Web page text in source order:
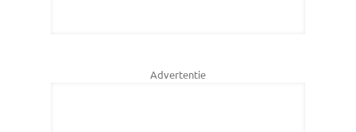
Advertentie